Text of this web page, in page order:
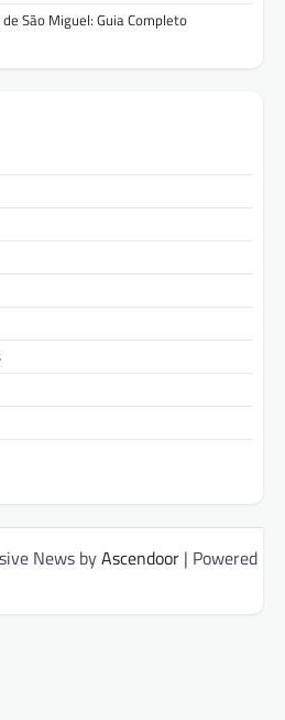
São Miguel: Guia Completo
News byAscendoor | Powered